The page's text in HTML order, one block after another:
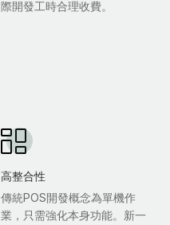
際開發工時合理收費。
高整合性
傳統POS開發概念為單機作
業，只需強化本身功能。新一